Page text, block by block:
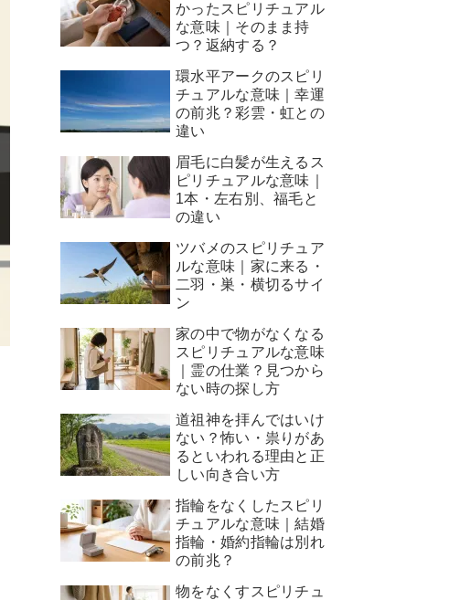
かったスピリチュアル
な意味｜そのまま持
つ？返納する？
環水平アークのスピリ
チュアルな意味｜幸運
の前兆？彩雲・虹との
違い
眉毛に白髪が生えるス
ピリチュアルな意味｜
1本・左右別、福毛と
の違い
ツバメのスピリチュア
ルな意味｜家に来る・
二羽・巣・横切るサイ
ン
家の中で物がなくなる
スピリチュアルな意味
｜霊の仕業？見つから
ない時の探し方
道祖神を拝んではいけ
ない？怖い・祟りがあ
るといわれる理由と正
しい向き合い方
指輪をなくしたスピリ
チュアルな意味｜結婚
指輪・婚約指輪は別れ
の前兆？
物をなくすスピリチュ